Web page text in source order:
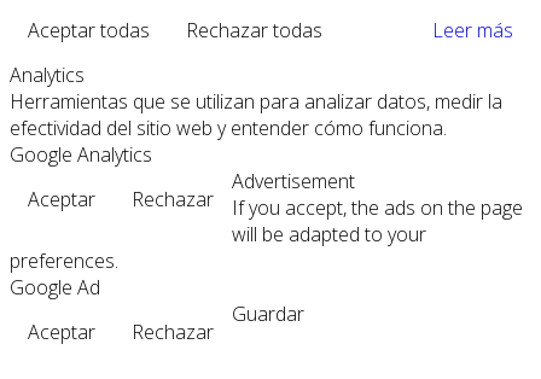
Aceptar todas
Rechazar todas
Leer más
Analytics
Herramientas que se utilizan para analizar datos, medir la
efectividad del sitio web y entender cómo funciona.
Google Analytics
Aceptar
Rechazar
Advertisement
If you accept, the ads on the page
will be adapted to your
preferences.
Google Ad
Aceptar
Rechazar
Guardar